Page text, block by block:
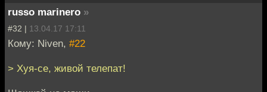
russo marinero »
#32 | 13.04.17 17:11
Кому: Niven, #22
> Хуя-се, живой телепат!